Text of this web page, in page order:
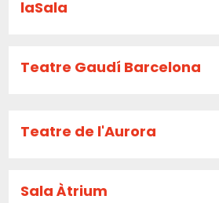
laSala
Teatre Gaudí Barcelona
Teatre de l'Aurora
Sala Àtrium